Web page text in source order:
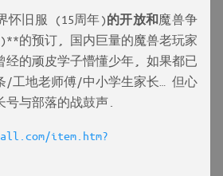
怀旧服 (15周年)的开放和魔兽争
的预订, 国内巨量的魔兽老玩家
经的顽皮学子懵懂少年, 如果都已
/工地老师傅/中小学生家长… 但心
号与部落的战鼓声.
item.htm?